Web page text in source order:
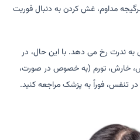
مداوم، غش کردن به دنبال فوریت
به ندرت رخ می دهد. با این حال، در
خارش، تورم (به خصوص در صورت،
تنفس، فوراً به پزشک مراجعه کنید.